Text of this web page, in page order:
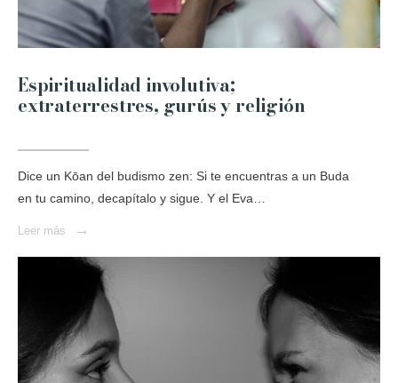
Espiritualidad involutiva;
extraterrestres, gurús y religión
Dice un Kōan del budismo zen: Si te encuentras a un Buda
en tu camino, decapítalo y sigue. Y el Eva…
Leer más →